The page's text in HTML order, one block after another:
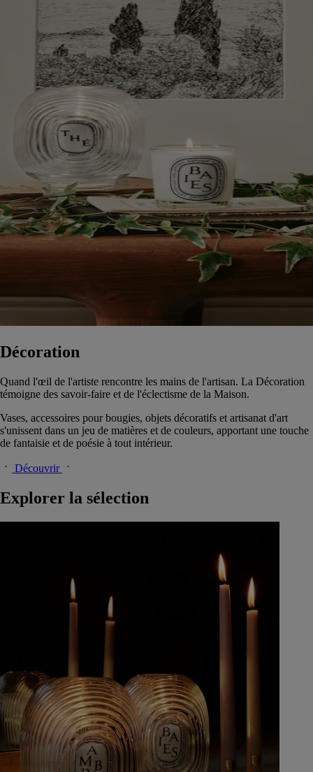
Décoration
Quand l'œil de l'artiste rencontre les mains de l'artisan. La Décoration
témoigne des savoir-faire et de l'éclectisme de la Maison.
Vases, accessoires pour bougies, objets décoratifs et artisanat d'art
s'unissent dans un jeu de matières et de couleurs, apportant une touche
de fantaisie et de poésie à tout intérieur.
Découvrir
Explorer la sélection